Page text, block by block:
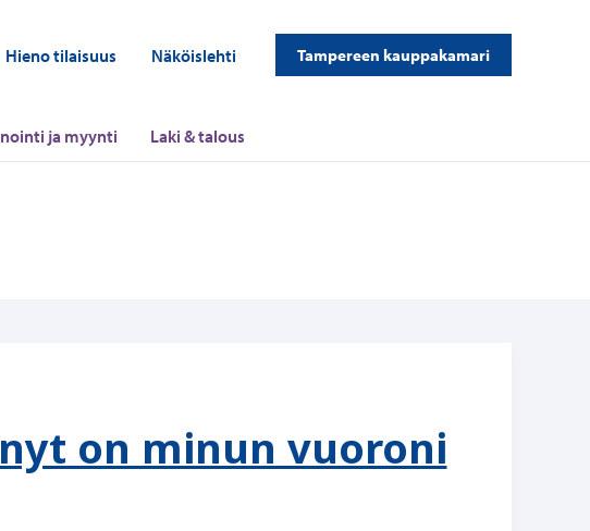
Hieno tilaisuus Näköislehti Tampereen kauppakamari
ja myynti Laki & talous
on minun vuoroni